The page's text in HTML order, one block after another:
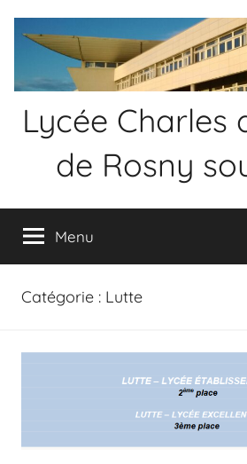
Lycée Charles
de Rosny
Menu
Catégorie : Lutte